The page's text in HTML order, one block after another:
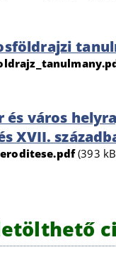
város
XVII.
(393